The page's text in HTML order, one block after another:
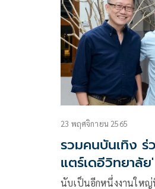
23 พฤศจิกายน 2565
รวมคนบันเทิง
แตร์เดอีวิทยาลัย'
นับเป็นอีกหนึ่งงานใหญ่